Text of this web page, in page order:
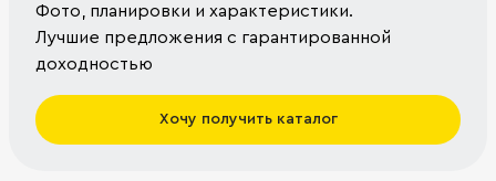
Фото, планировки и характеристики.
Лучшие предложения с гарантированной
доходностью
Хочу получить каталог